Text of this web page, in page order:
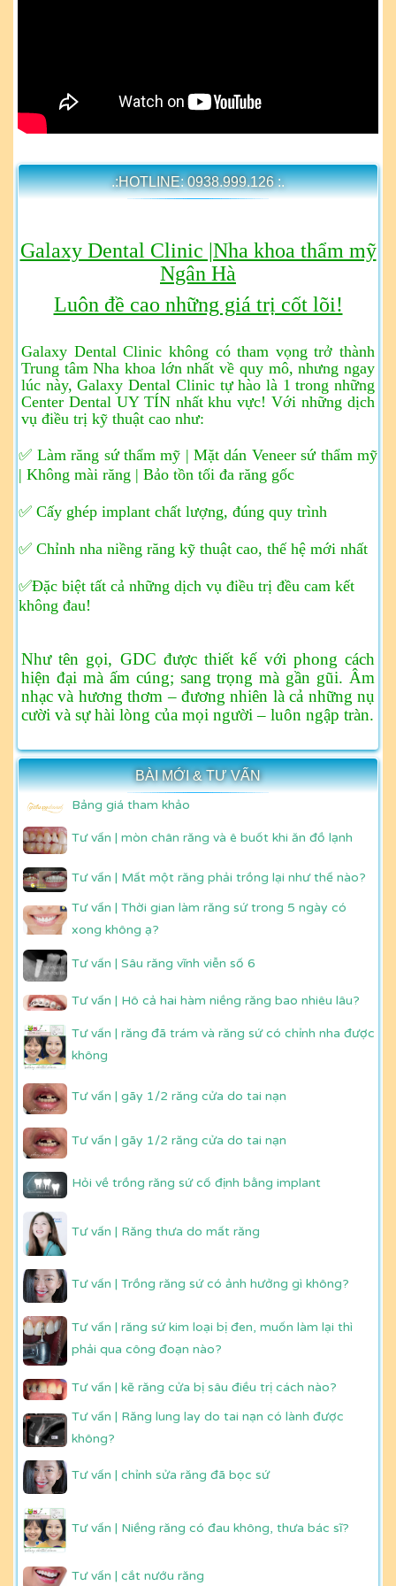
.:HOTLINE: 0938.999.126 :.
Galaxy Dental Clinic |Nha khoa thẩm mỹ
Ngân Hà
Luôn đề cao những giá trị cốt lõi!
Galaxy Dental Clinic không có tham vọng trở thành
Trung tâm Nha khoa lớn nhất về quy mô, nhưng ngay
lúc này, Galaxy Dental Clinic tự hào là 1 trong những
Center Dental UY TÍN nhất khu vực! Với những dịch
vụ điều trị kỹ thuật cao như:
✅ Làm răng sứ thẩm mỹ | Mặt dán Veneer sứ thẩm mỹ
| Không mài răng | Bảo tồn tối đa răng gốc
✅ Cấy ghép implant chất lượng, đúng quy trình
✅ Chỉnh nha niềng răng kỹ thuật cao, thế hệ mới nhất
✅Đặc biệt tất cả những dịch vụ điều trị đều cam kết
không đau!
Như tên gọi, GDC được thiết kế với phong cách
hiện đại mà ấm cúng; sang trọng mà gần gũi. Âm
nhạc và hương thơm – đương nhiên là cả những nụ
cười và sự hài lòng của mọi người – luôn ngập tràn.
BÀI MỚI & TƯ VẤN
Bảng giá tham khảo
Tư vấn | mòn chân răng và ê buốt khi ăn đồ lạnh
Tư vấn | Mất một răng phải trồng lại như thế nào?
Tư vấn | Thời gian làm răng sứ trong 5 ngày có
xong không ạ?
Tư vấn | Sâu răng vĩnh viễn số 6
Tư vấn | Hô cả hai hàm niềng răng bao nhiêu lâu?
Tư vấn | răng đã trám và răng sứ có chỉnh nha được
không
Tư vấn | gãy 1/2 răng cửa do tai nạn
Tư vấn | gãy 1/2 răng cửa do tai nạn
Hỏi về trồng răng sứ cố định bằng implant
Tư vấn | Răng thưa do mất răng
Tư vấn | Trồng răng sứ có ảnh hưởng gì không?
Tư vấn | răng sứ kim loại bị đen, muốn làm lại thì
phải qua công đoạn nào?
Tư vấn | kẽ răng cửa bị sâu điều trị cách nào?
Tư vấn | Răng lung lay do tai nạn có lành được
không?
Tư vấn | chỉnh sửa răng đã bọc sứ
Tư vấn | Niềng răng có đau không, thưa bác sĩ?
Tư vấn | cắt nướu răng